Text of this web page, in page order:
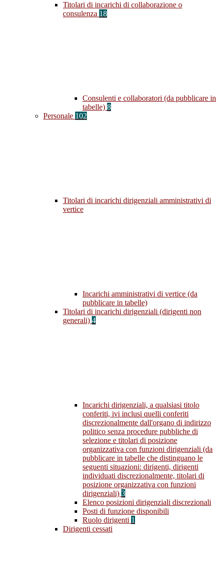
Titolari di incarichi di collaborazione o
consulenza 18
Consulenti e collaboratori (da pubblicare in
tabelle) 8
Personale 102
Titolari di incarichi dirigenziali amministrativi di
vertice
Incarichi amministrativi di vertice (da
pubblicare in tabelle)
Titolari di incarichi dirigenziali (dirigenti non
generali) 4
Incarichi dirigenziali, a qualsiasi titolo
conferiti, ivi inclusi quelli conferiti
discrezionalmente dall'organo di indirizzo
politico senza procedure pubbliche di
selezione e titolari di posizione
organizzativa con funzioni dirigenziali (da
pubblicare in tabelle che distinguano le
seguenti situazioni: dirigenti, dirigenti
individuati discrezionalmente, titolari di
posizione organizzativa con funzioni
dirigenziali) 3
Elenco posizioni dirigenziali discrezionali
Posti di funzione disponibili
Ruolo dirigenti 1
Dirigenti cessati